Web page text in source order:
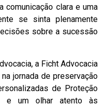
comunicação clara e uma
se sinta plenamente
sobre a sucessão
a Ficht Advocacia
jornada de preservação
de Proteção
e um olhar atento às